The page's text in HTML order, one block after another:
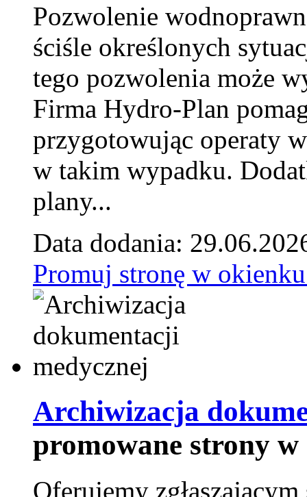
Pozwolenie
ściśle określonych
tego pozwolenia może
Firma Hydro-Plan
przygotowując operaty
w takim wypadku.
plany...
Data dodania:
Promuj stronę w
Archiwizacja
promowane strony
Oferujemy